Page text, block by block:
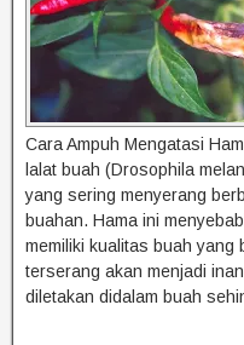
Cara Ampuh Mengatasi
lalat buah (Drosophila
yang sering menyerang
buahan. Hama ini
memiliki kualitas buah yang
terserang akan menjadi
diletakan didalam buah